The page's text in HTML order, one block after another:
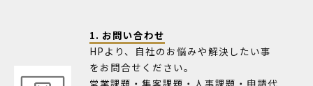
1. お問い合わせ
HPより、自社のお悩みや解決したい事
をお問合せください。